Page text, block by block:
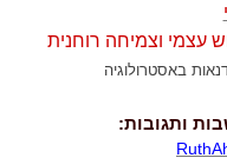
עצמי וצמיחה רוחנית
באסטרולוגיה
ותגובות: